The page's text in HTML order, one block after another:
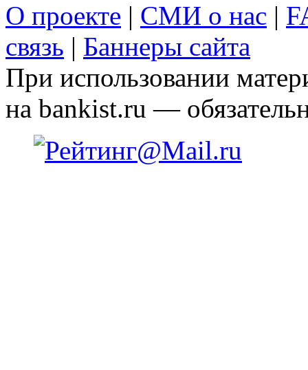
О проекте | СМИ о нас |
связь | Баннеры сайта
При использовании
на bankist.ru —